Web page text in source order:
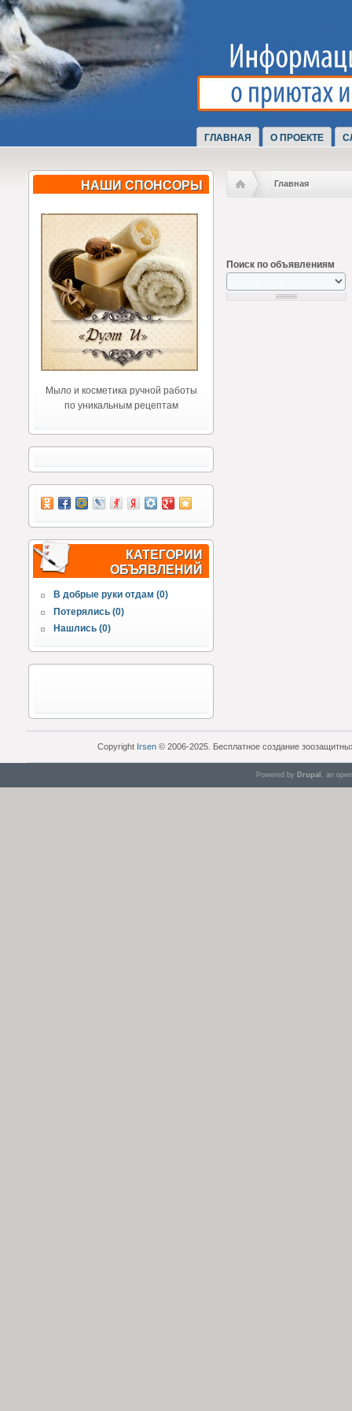
ГЛАВНАЯ О ПРОЕКТЕ
НАШИ СПОНСОРЫ
Мыло и косметика ручной работы
по уникальным рецептам
КАТЕГОРИИ
ОБЪЯВЛЕНИЙ
В добрые руки отдам (0)
Потерялись (0)
Нашлись (0)
Главная
Поиск по объявлениям
Copyright Irsen © 2006-2025. Бесплатное создание
Powered by Drupal , an